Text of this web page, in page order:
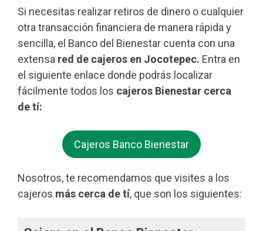
Si necesitas realizar retiros de dinero o cualquier
otra transacción financiera de manera rápida y
sencilla, el Banco del Bienestar cuenta con una
extensa red de cajeros en Jocotepec. Entra en
el siguiente enlace donde podrás localizar
fácilmente todos los cajeros Bienestar cerca
de tí:
Cajeros Banco Bienestar
Nosotros, te recomendamos que visites a los
cajeros más cerca de tí, que son los siguientes: